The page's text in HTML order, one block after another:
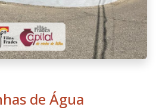
de Água